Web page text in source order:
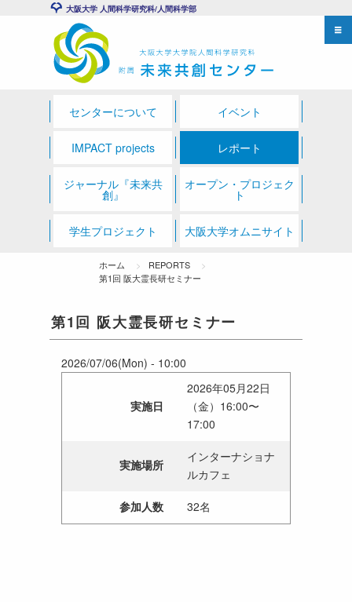
大阪大学 人間科学研究科/人間科学部
センターについて イベント
IMPACT projects レポート
ジャーナル『未来共
創』
オープン・プロジェク
ト
学生プロジェクト 大阪大学オムニサイト
ホーム
REPORTS
第1回 阪大霊長研セミナー
第1回 阪大霊長研セミナー
2026/07/06(Mon) - 10:00
実施日
2026年05月22日
（金）16:00〜
17:00
実施場所
インターナショナ
ルカフェ
参加人数 32名